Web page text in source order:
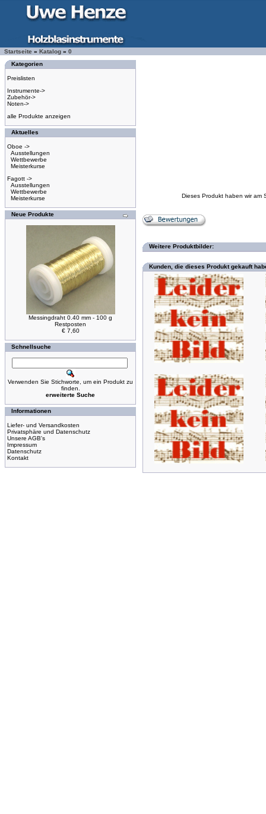
Startseite » Katalog » 0
Kategorien
Preislisten
Instrumente->
Zubehör->
Noten->
alle Produkte anzeigen
Aktuelles
Oboe ->
Ausstellungen
Wettbewerbe
Meisterkurse
Fagott ->
Ausstellungen
Wettbewerbe
Meisterkurse
Neue Produkte
Messingdraht 0.40 mm - 100 g
Restposten
€ 7,60
Schnellsuche
Verwenden Sie Stichworte, um ein Produkt zu
finden.
erweiterte Suche
Informationen
Liefer- und Versandkosten
Privatsphäre und Datenschutz
Unsere AGB's
Impressum
Datenschutz
Kontakt
Dieses Produkt haben wir am
Weitere Produktbilder:
Kunden, die dieses Produkt gekauft